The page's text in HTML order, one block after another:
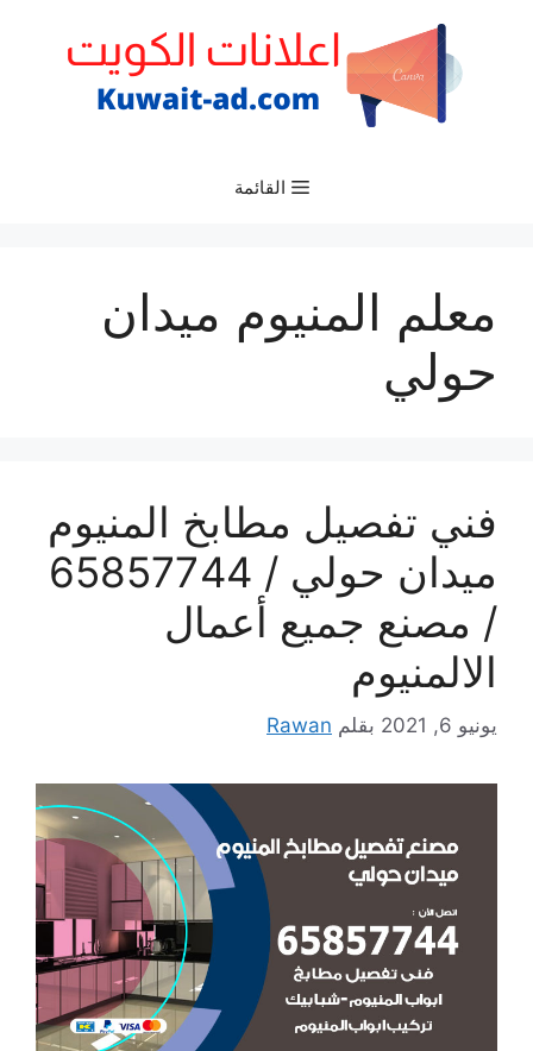
القائمة
معلم المنيوم ميدان
حولي
فني تفصيل مطابخ المنيوم
ميدان حولي / 65857744
/ مصنع جميع أعمال
الالمنيوم
يونيو 6, 2021 بقلم Rawan